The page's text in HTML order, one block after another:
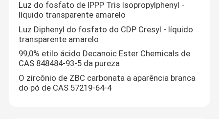
Luz do fosfato de IPPP Tris Isopropylphenyl -
líquido transparente amarelo
Luz Diphenyl do fosfato do CDP Cresyl - líquido
transparente amarelo
99,0% etilo ácido Decanoic Ester Chemicals de
CAS 848484-93-5 da pureza
O zircônio de ZBC carbonata a aparência branca
do pó de CAS 57219-64-4